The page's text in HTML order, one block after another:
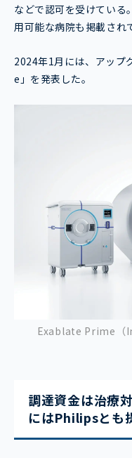
などで認可を受けている。
用可能な病院も掲載され
2024年1月には、アッ
e」を発表した。
Exablate Prime（
調達資金は治療
にはPhilipsとも